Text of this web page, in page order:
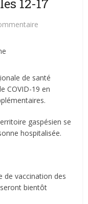
12-17
de santé
COVID-19 en
gaspésien se
hospitalisée.
de vaccination des
bientôt